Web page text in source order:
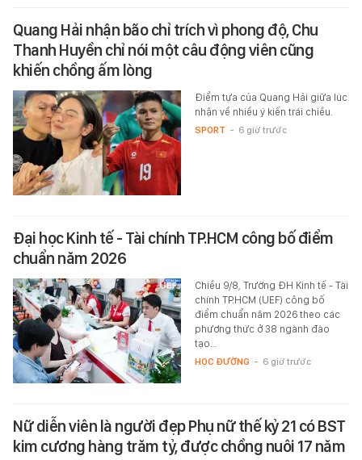
Quang Hải nhận bão chỉ trích vì phong độ, Chu
Thanh Huyền chỉ nói một câu động viên cũng
khiến chồng ấm lòng
Điểm tựa của Quang Hải giữa lúc
nhận về nhiều ý kiến trái chiều.
SPORT - 6 giờ trước
Đại học Kinh tế - Tài chính TP.HCM công bố điểm
chuẩn năm 2026
Chiều 9/8, Trường ĐH Kinh tế - Tài
chính TP.HCM (UEF) công bố
điểm chuẩn năm 2026 theo các
phương thức ở 38 ngành đào
tạo…
HỌC ĐƯỜNG - 6 giờ trước
Nữ diễn viên là người đẹp Phụ nữ thế kỷ 21 có BST
kim cương hàng trăm tỷ, được chồng nuôi 17 năm